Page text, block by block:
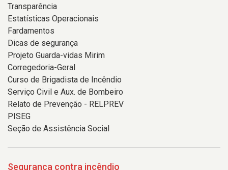
Transparência
Estatísticas Operacionais
Fardamentos
Dicas de segurança
Projeto Guarda-vidas Mirim
Corregedoria-Geral
Curso de Brigadista de Incêndio
Serviço Civil e Aux. de Bombeiro
Relato de Prevenção - RELPREV
PISEG
Seção de Assistência Social
Segurança contra incêndio